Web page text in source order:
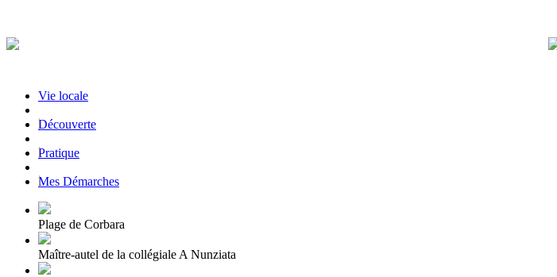
Vie locale
|Découverte
|Pratique
|Mes Démarches
Plage de Corbara
Maître-autel de la collégiale A Nunziata